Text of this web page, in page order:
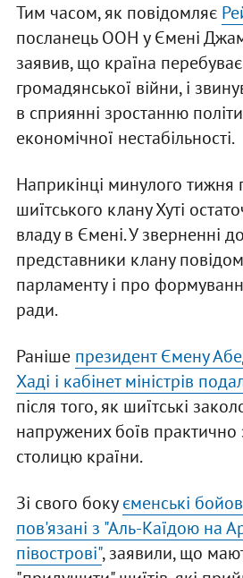
Тим часом, як повідомляє
посланець ООН у Ємені
заявив, що країна
громадянської війни, і
в сприянні зростанню
економічної нестабільності.
Наприкінці минулого тижня
шиїтського клану Хуті
владу в Ємені. У зверненні
представники клану
парламенту і про
ради.
Раніше президент Ємену
Хаді і кабінет міністрів
після того, як шиїтські
напружених боїв практично
столицю країни.
Зі свого бокуєменські
пов'язані з "Аль-Каїдою на
півострові", заявили, що